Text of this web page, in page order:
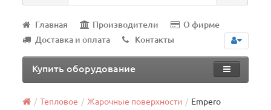
Главная Производители
О фирме
Доставка и оплата
Контакты
Купить оборудование
Тепловое Жарочные поверхности Empero